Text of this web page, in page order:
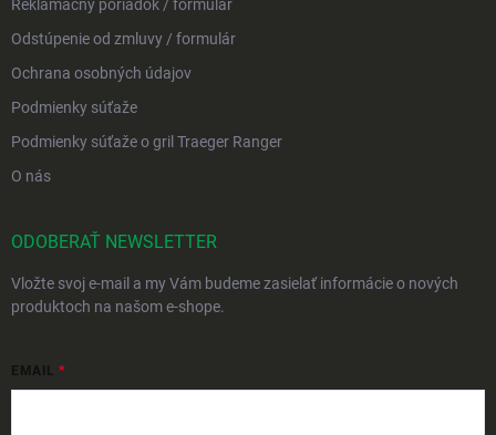
Reklamačný poriadok / formulár
Odstúpenie od zmluvy / formulár
Ochrana osobných údajov
Podmienky súťaže
Podmienky súťaže o gril Traeger Ranger
O nás
ODOBERAŤ NEWSLETTER
Vložte svoj e-mail a my Vám budeme zasielať informácie o nových
produktoch na našom e-shope.
EMAIL